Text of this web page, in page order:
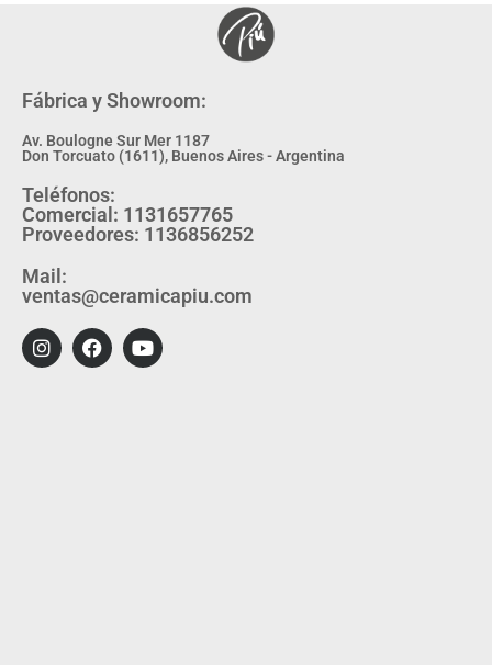
Fábrica y Showroom:
Av. Boulogne Sur Mer 1187
Don Torcuato (1611), Buenos Aires - Argentina
Teléfonos:
Comercial: 1131657765
Proveedores: 1136856252
Mail:
ventas@ceramicapiu.com